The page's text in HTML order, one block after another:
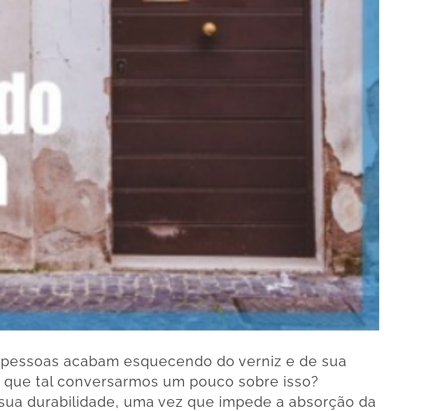
acabam esquecendo do verniz e de sua
tal conversarmos um pouco sobre isso?
durabilidade, uma vez que impede a absorção da